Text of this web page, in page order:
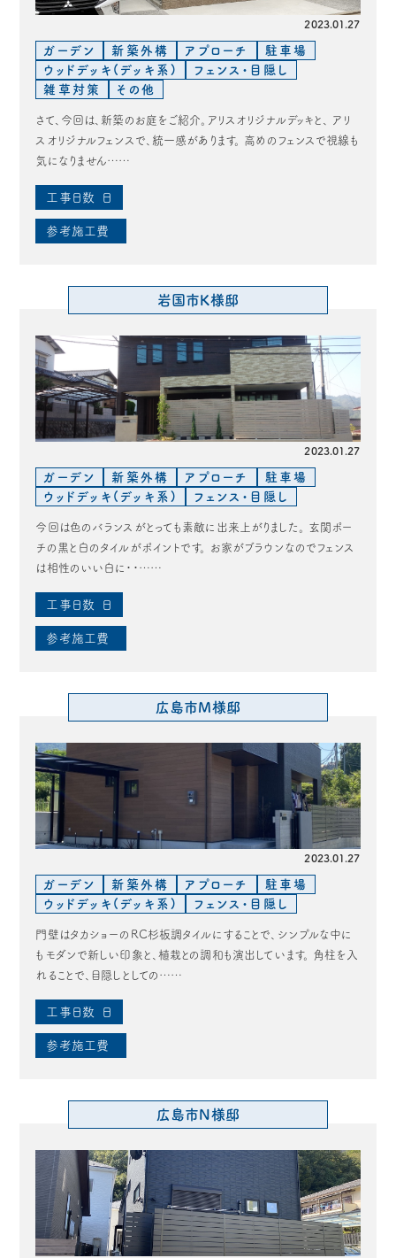
2023.01.27
ガーデン 新築外構 アプローチ
駐車場
ウッドデッキ(デッキ系)
フェンス・目隠し
雑草対策
その他
さて、今回は、新築のお庭をご紹介。アリスオリジナルデッキと、 アリ
スオリジナルフェンスで、統一感があります。 高めのフェンスで視線も
気になりません……
工事日数 日
参考施工費
岩国市K様邸
2023.01.27
ガーデン 新築外構 アプローチ
駐車場
ウッドデッキ(デッキ系)
フェンス・目隠し
今回は色のバランスがとっても素敵に出来上がりました。 玄関ポー
チの黒と白のタイルがポイントです。 お家がブラウンなのでフェンス
は相性のいい白に・・……
工事日数 日
参考施工費
広島市M様邸
2023.01.27
ガーデン 新築外構 アプローチ
駐車場
ウッドデッキ(デッキ系)
フェンス・目隠し
門壁はタカショーのRC杉板調タイルにすることで、シンプルな中に
もモダンで新しい印象と、植栽との調和も演出しています。 角柱を入
れることで、目隠しとしての……
工事日数 日
参考施工費
広島市N様邸